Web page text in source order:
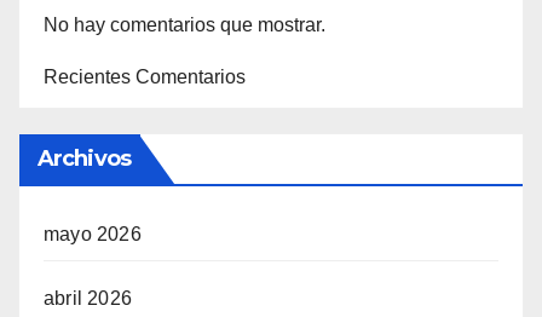
No hay comentarios que mostrar.
Recientes Comentarios
Archivos
mayo 2026
abril 2026